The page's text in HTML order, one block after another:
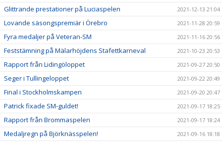
Glittrande prestationer på Luciaspelen 2021-12-13 21:04
Lovande säsongspremiär i Örebro 2021-11-28 20:59
Fyra medaljer på Veteran-SM 2021-11-16 20:56
Feststämning på Mälarhöjdens Stafettkarneval 2021-10-23 20:53
Rapport från Lidingöloppet 2021-09-27 20:50
Seger i Tullingeloppet 2021-09-22 20:49
Final i Stockholmskampen 2021-09-20 20:47
Patrick fixade SM-guldet! 2021-09-17 18:25
Rapport från Brommaspelen 2021-09-17 18:24
Medaljregn på Björknässpelen! 2021-09-16 18:18